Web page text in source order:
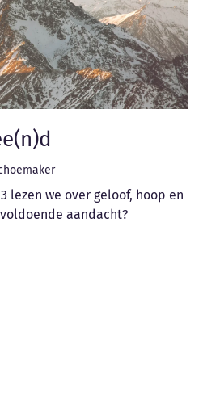
lezen we over geloof, hoop en
aandacht?